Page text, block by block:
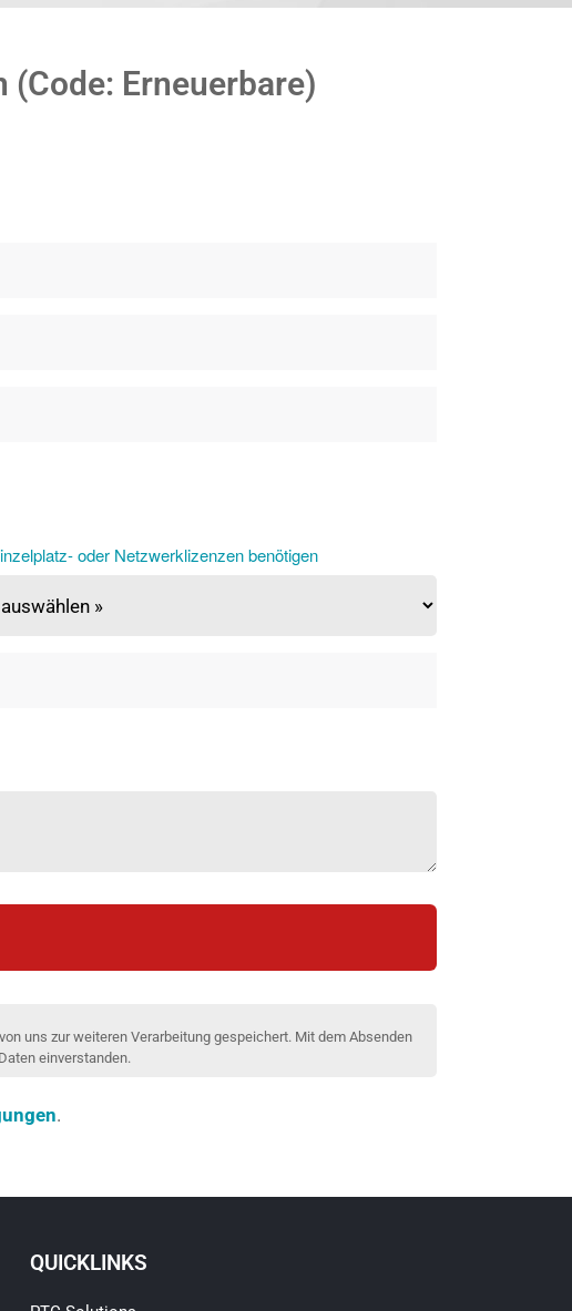
Erneuerbare)
oder Netzwerklizenzen benötigen
uns zur weiteren Verarbeitung gespeichert. Mit dem Absenden
einverstanden.
.
QUICKLINKS